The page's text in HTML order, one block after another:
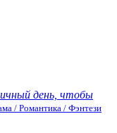
день, чтобы
/ Романтика / Фэнтези